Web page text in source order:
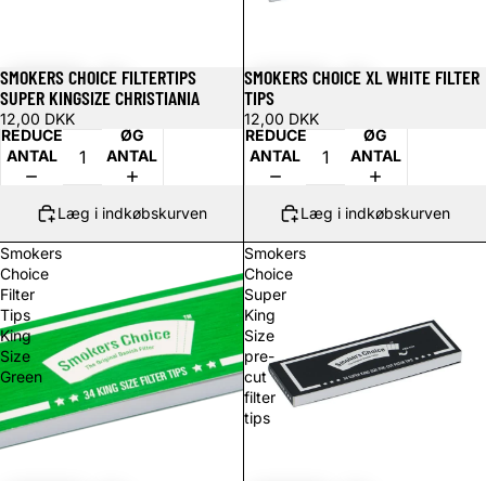
SMOKERS CHOICE FILTERTIPS
SUPER KINGSIZE CHRISTIANIA
12,00 DKK
REDUCER
ANTAL
ØG
ANTAL
Læg i indkøbskurven
SMOKERS CHOICE XL WHITE FILTER
TIPS
12,00 DKK
REDUCER
ANTAL
ØG
ANTAL
Læg i indkøbskurven
Smokers
Choice
Filter
Tips
King
Size
Green
Smokers
Choice
Super
King
Size
pre-
cut
filter
tips